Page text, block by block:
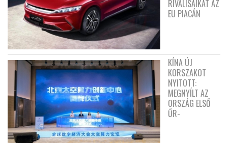
RIVÁLISAIKAT AZ
EU PIACÁN
KÍNA ÚJ
KORSZAKOT
NYITOTT:
MEGNYÍLT AZ
ORSZÁG ELSŐ
ŰR-